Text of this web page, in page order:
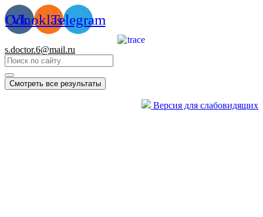
Перейти
к
содержимому
Vk
Odnoklassniki
Telegram
s.doctor.6@mail.ru
Смотреть все результаты
Версия для слабовидящих